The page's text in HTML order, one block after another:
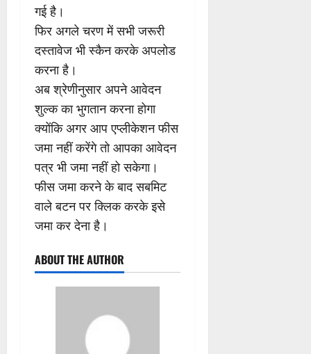
गई है।
फिर अगले चरण में सभी जरूरी
दस्तावेज भी स्कैन करके अपलोड
करना है।
अब श्रेणीनुसार अपने आवेदन
शुल्क का भुगतान करना होगा
क्योंकि अगर आप एप्लीकेशन फीस
जमा नहीं करेंगे तो आपका आवेदन
पत्र भी जमा नहीं हो सकेगा।
फीस जमा करने के बाद सबमिट
वाले बटन पर क्लिक करके इसे
जमा कर देना है।
ABOUT THE AUTHOR